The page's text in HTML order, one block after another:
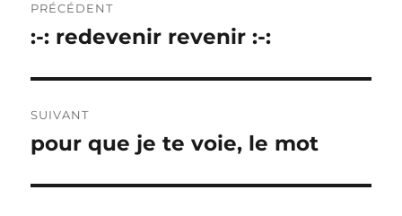
de
PRÉCÉDENT
Publication
:-: redevenir revenir :-:
SUIVANT
Publication
pour que je te voie, le mot